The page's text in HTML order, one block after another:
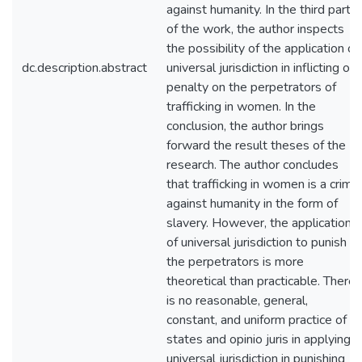
dc.description.abstract
against humanity. In the third part
of the work, the author inspects
the possibility of the application of
universal jurisdiction in inflicting of
penalty on the perpetrators of
trafficking in women. In the
conclusion, the author brings
forward the result theses of the
research. The author concludes
that trafficking in women is a crime
against humanity in the form of
slavery. However, the application
of universal jurisdiction to punish
the perpetrators is more
theoretical than practicable. There
is no reasonable, general,
constant, and uniform practice of
states and opinio juris in applying